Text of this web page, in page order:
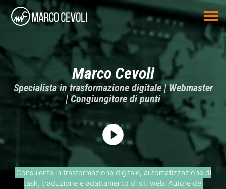
Marco Cevoli
Specialista in trasformazione digitale | Webmaster
| Congiungitore di punti
Consulente in trasformazione digitale, automatizzazione di
task, traduzione e adattamento di siti web. Autore dei